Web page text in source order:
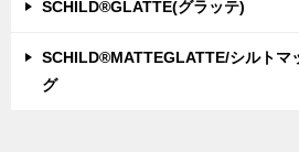
SCHILD®GLATTE(グラッテ)
SCHILD®MATTEGLATTE/シルトマ
グ